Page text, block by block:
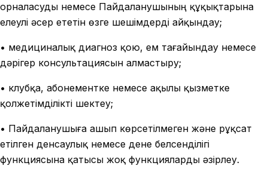
орналасуды немесе Пайдаланушының құқықтарына
елеулі әсер ететін өзге шешімдерді айқындау;
• медициналық диагноз қою, ем тағайындау немесе
дәрігер консультациясын алмастыру;
• клубқа, абонементке немесе ақылы қызметке
қолжетімділікті шектеу;
• Пайдаланушыға ашып көрсетілмеген және рұқсат
етілген денсаулық немесе дене белсенділігі
функциясына қатысы жоқ функцияларды әзірлеу.